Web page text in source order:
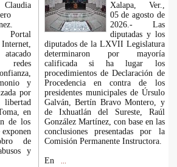
redes
y
por
libertad
en
de los
de
y
Xalapa, Ver.,
05 de agosto de
2026.- Las
diputadas y los
diputados de la LXVII Legislatura
determinaron por mayoría
calificada si ha lugar los
procedimientos de Declaración de
Procedencia en contra de los
presidentes municipales de Úrsulo
Galván, Bertín Bravo Montero, y
de Ixhuatlán del Sureste, Raúl
González Martínez, con base en las
conclusiones presentadas por la
Comisión Permanente Instructora.
En